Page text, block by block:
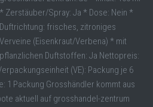
* Zerstäuber/Spray: Ja * Dose: Nein *
Duftrichtung: frisches, zitroniges
Verveine (Eisenkraut/Verbena) * mit
pflanzlichen Duftstoffen: Ja Nettopreis:
(VE): Packung je 6
1 Packung Grosshändler kommt aus
aktuell auf grosshandel-zentrum